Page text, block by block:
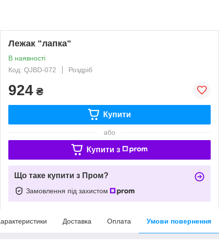
Лежак "лапка"
В наявності
Код: QJBD-072
Роздріб
924 ₴
Купити
або
Купити з
Що таке купити з Пром?
Замовлення під захистом
Доставка Оплата Умови повернення